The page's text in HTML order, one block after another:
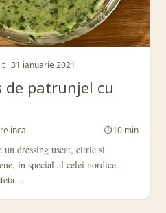
· 31 ianuarie 2021
de patrunjel cu
inca ⏱10 min
un dressing uscat, citric si
in special al celei nordice.